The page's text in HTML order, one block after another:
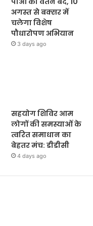
अगस्त से बक्सर में
चलेगा विशेष
पौधारोपण अभियान
3 days ago
सहयोग शिविर आम
लोगों की समस्याओं के
त्वरित समाधान का
बेहतर मंच: डीडीसी
4 days ago